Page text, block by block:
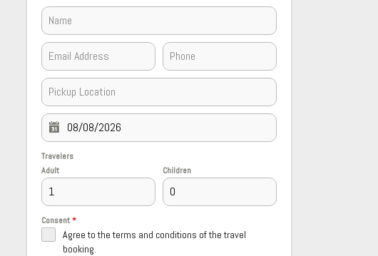
Travelers
Adult
Children
Consent*
Agree to the terms and conditions of the travel
booking.